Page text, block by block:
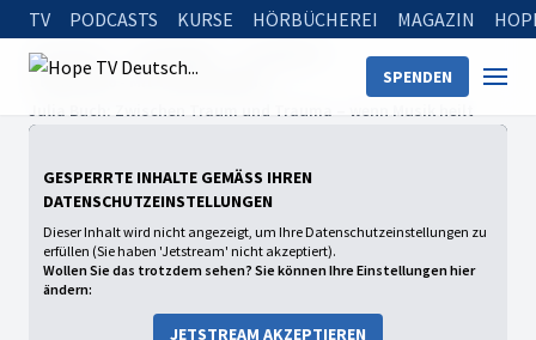
TV PODCASTS KURSE HÖRBÜCHEREI MAGAZIN
SPENDEN
Startseite
Staffel 2026 - Mit Tabitha Bühne
Julia Buch: Zwischen Traum und Trauma – wenn Musik heilt
GESPERRTE INHALTE GEMÄSS IHREN D
ATENSCHUTZEINSTELLUNGEN
Dieser Inhalt wird nicht angezeigt, um Ihre Datenschutzeinstellungen zu
erfüllen (Sie haben 'Jetstream' nicht akzeptiert).
Wollen Sie das trotzdem sehen? Sie können Ihre Einstellungen hier
ändern:
JETSTREAM AKZEPTIEREN